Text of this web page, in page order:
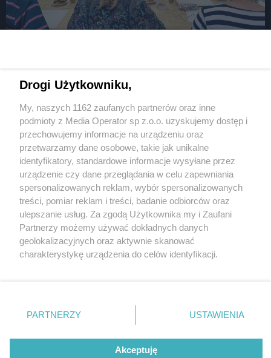
października
1 / 2
"Pamiętsmy o ogrodach" w
tyskim muzem
Wydawca mediów lokalnych
Nie zapomnij
zapoznać się z:
polityką prywatności regulamin korzystania z portali
Twojemiasto
Piekary Śląskie
Chorzów
Tarnowskie Góry
Gliwice
Skontakuj sięz nami
Kontakt
Wydawca
Redakcja
Drogi Użytkowniku,
My, naszych 1162 zaufanych partnerów oraz inne
podmioty z Media Operator sp z.o.o. uzyskujemy dostęp i
przechowujemy informacje na urządzeniu oraz
przetwarzamy dane osobowe, takie jak unikalne
identyfikatory, standardowe informacje wysyłane przez
urządzenie czy dane przeglądania w celu zapewniania
spersonalizowanych reklam, wybór spersonalizowanych
treści, pomiar reklam i treści, badanie odbiorców oraz
ulepszanie usług. Za zgodą Użytkownika my i Zaufani
Partnerzy możemy używać dokładnych danych
geolokalizacyjnych oraz aktywnie skanować
charakterystykę urządzenia do celów identyfikacji.
zmienić/wycofać klikając przycisk ustawień prywatności
znajdujący się w lewym dolnym rogu strony
rodzaje przetwarzania danych nie wymagają zgody
użytkownika, ale masz prawo sprzeciwić się takiemu
PARTNERZY USTAWIENIA
Akceptuję